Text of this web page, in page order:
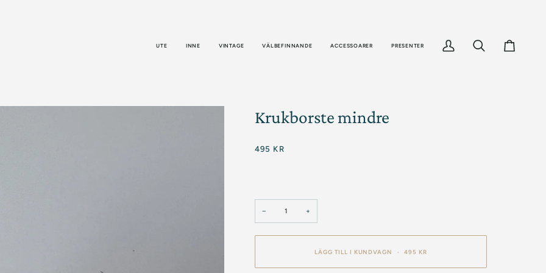
UTE INNE VINTAGE VÄLBEFINNANDE ACCESSOARER PRESENTER Sök Varukorg
Krukborste mindre
495 KR
− +
LÄGG TILL I KUNDVAGN • 495 KR